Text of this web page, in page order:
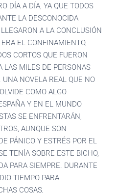
DÍA A DÍA, YA QUE TODOS
LA DESCONOCIDA
A LA CONCLUSIÓN
EL CONFINAMIENTO,
CORTOS QUE FUERON
LAS MILES DE PERSONAS
UNA NOVELA REAL QUE NO
COMO ALGO
Y EN EL MUNDO
SE ENFRENTARÁN,
AUNQUE SON
PÁNICO Y ESTRÉS POR EL
TENÍA SOBRE ESTE BICHO,
PARA SIEMPRE. DURANTE
TIEMPO PARA
COSAS,